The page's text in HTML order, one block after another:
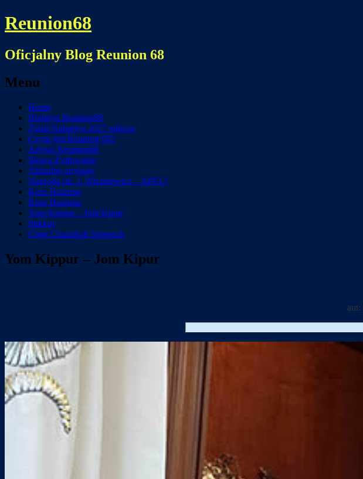
Reunion68
Oficjalny Blog Reunion 68
Menu
Skip
content
Home
Biuletyn Reunion68
Zjazd Nahariya 2017 zdjecia
Czym jest Reunion’68?
Artysci Reunion68
Słowo Żydowskie
Aktualne artykuły
Nagroda im. J. Wiszniewicz – APEL!
Rosz Haszana
Rosz Haszana
Yom Kippur – Jom Kipur
Sukkot
Chag Chanukah Sameach
Yom Kippur – Jom Kipur
aut: